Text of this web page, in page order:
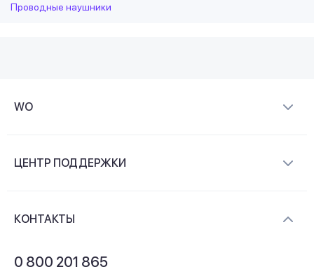
Проводные наушники
WO
Контакты
ЦЕНТР ПОДДЕРЖКИ
КОНТАКТЫ
0 800 201 865